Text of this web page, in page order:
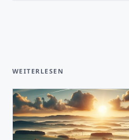
WEITERLESEN